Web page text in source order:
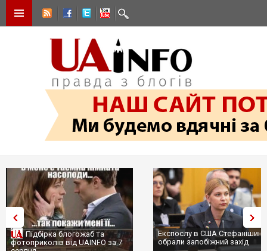
Підбірка блогожаб та
фотоприколів від UAINFO за 7
Експослу в США
обрали запобіжний захід